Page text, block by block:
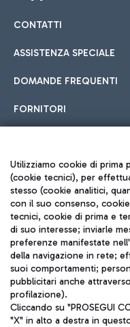
Cucina Internazionale
Fast Food
Hotel in aeroporto
Scegli l'alloggio più
all'aeroporto.
Car sharing
Con il Car Sharing è
Treno
Raggiungi velocemente
tramite i servizi ferroviari
CONTATTI
ASSISTENZA SPECIALE
DOMANDE FREQUENTI
FORNITORI
Seguici sui social
Utilizziamo cookie di prima
(cookie tecnici), per
stesso (cookie analitici,
con il suo consenso,
tecnici, cookie di prima e
di suo interesse; inviarle
preferenze manifestate
della navigazione in rete;
suoi comportamenti;
pubblicitari anche
profilazione).
Cliccando su "PROSEGUI
"X" in alto a destra in